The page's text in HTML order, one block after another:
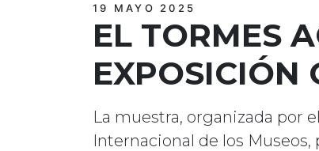
19 MAYO 2025
EL TORMES
EXPOSICIÓN
La muestra, organizada por
Internacional de los Museos,